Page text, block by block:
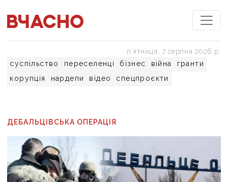
суспільство переселенці бізнес війна
гранти
корупція
нардепи відео спецпроєкти
пʼятниця, 7 серпня 2026 р.
ДЕБАЛЬЦІВСЬКА ОПЕРАЦІЯ